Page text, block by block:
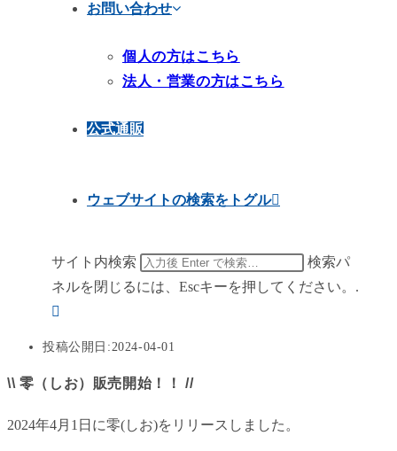
お問い合わせ
個人の方はこちら
法人・営業の方はこちら
公式通販
ウェブサイトの検索をトグル
サイト内検索
検索パ
ネルを閉じるには、Escキーを押してください。.
投稿公開日:2024-04-01
\\ 零（しお）販売開始！！ //
2024年4月1日に零(しお)をリリースしました。